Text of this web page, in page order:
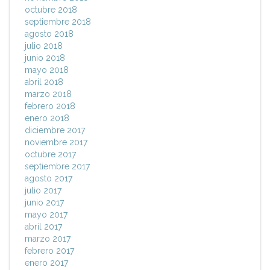
octubre 2018
septiembre 2018
agosto 2018
julio 2018
junio 2018
mayo 2018
abril 2018
marzo 2018
febrero 2018
enero 2018
diciembre 2017
noviembre 2017
octubre 2017
septiembre 2017
agosto 2017
julio 2017
junio 2017
mayo 2017
abril 2017
marzo 2017
febrero 2017
enero 2017